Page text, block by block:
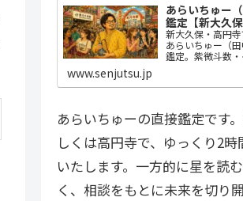
あらいちゅー
鑑定【新大久保
新大久保・高円寺
あらいちゅー（
鑑定。紫微斗数
ダウジングで2
占い、開運指導
MBA・FP・宅建
す。
www.senjutsu.jp
あらいちゅーの直接鑑定です
しくは高円寺で、ゆっくり2
いたします。一方的に星を読
く、相談をもとに未来を切り開